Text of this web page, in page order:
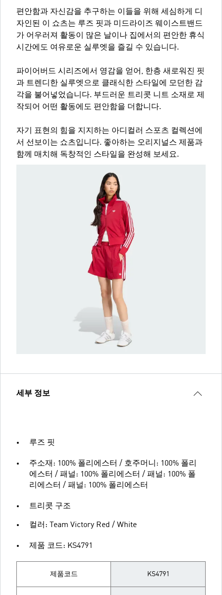
편안함과 자신감을 추구하는 이들을 위해 세심하게 디
자인된 이 쇼츠는 루즈 핏과 미드라이즈 웨이스트밴드
가 어우러져 활동이 많은 날이나 집에서의 편안한 휴식
시간에도 여유로운 실루엣을 즐길 수 있습니다.
파이어버드 시리즈에서 영감을 얻어, 한층 새로워진 핏
과 트렌디한 실루엣으로 클래식한 스타일에 모던한 감
각을 불어넣었습니다. 부드러운 트리콧 니트 소재로 제
작되어 어떤 활동에도 편안함을 더합니다.
자기 표현의 힘을 지지하는 아디컬러 스포츠 컬렉션에
서 선보이는 쇼츠입니다. 좋아하는 오리지널스 제품과
함께 매치해 독창적인 스타일을 완성해 보세요.
세부 정보
루즈 핏
주소재: 100% 폴리에스터 / 호주머니: 100% 폴리
에스터 / 패널: 100% 폴리에스터 / 패널: 100% 폴
리에스터 / 패널: 100% 폴리에스터
트리콧 구조
컬러: Team Victory Red / White
제품 코드: KS4791
제품코드 KS4791